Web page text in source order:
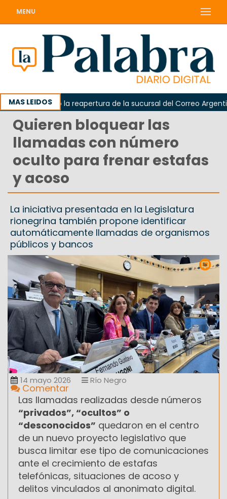
MENU
MAS LEIDOS
reclamó la reapertura de la sucursal del Correo Argentino
Quieren bloquear las
llamadas con número
oculto para frenar estafas
y acoso
La iniciativa presentada en la Legislatura
rionegrina también propone identificar
automáticamente llamadas de organismos
públicos y bancos
14 mayo 2026 Río Negro
Comentar
Las llamadas realizadas desde números
“privados”, “ocultos” o
“desconocidos” quedaron en el centro
de un nuevo proyecto legislativo que
busca limitar ese tipo de comunicaciones
ante el crecimiento de estafas
telefónicas, situaciones de acoso y
delitos vinculados al anonimato digital.